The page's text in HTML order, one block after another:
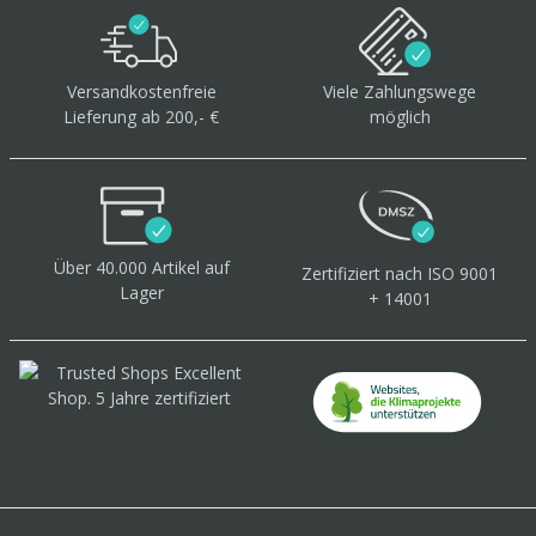
Versandkostenfreie
Lieferung ab 200,- €
Viele Zahlungswege
möglich
Über 40.000 Artikel auf
Lager
Zertifiziert nach ISO 9001
+ 14001